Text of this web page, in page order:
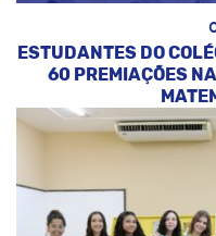
ESTUDANTES DO
60 PREMIAÇÕES